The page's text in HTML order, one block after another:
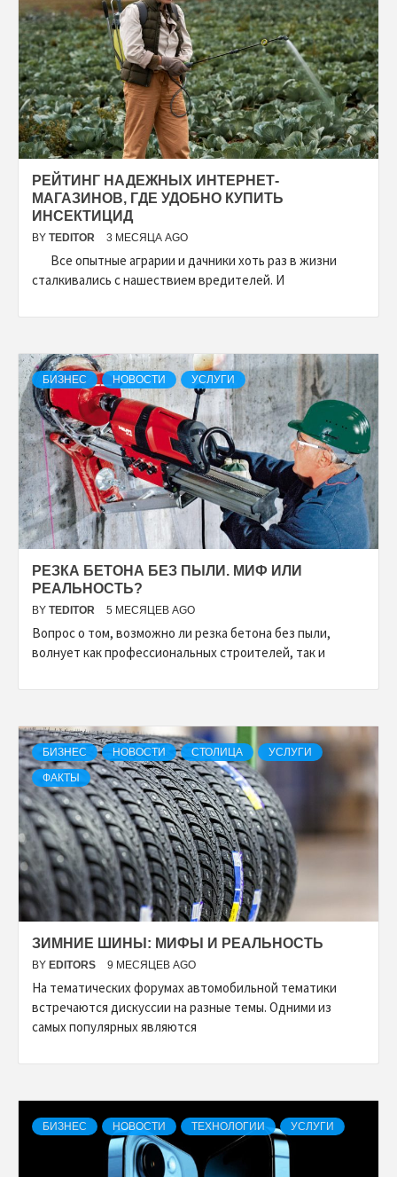
РЕЙТИНГ НАДЕЖНЫХ ИНТЕРНЕТ-
МАГАЗИНОВ, ГДЕ УДОБНО КУПИТЬ
ИНСЕКТИЦИД
BY TEDITOR 3 МЕСЯЦА AGO
Все опытные аграрии и дачники хоть раз в жизни
сталкивались с нашествием вредителей. И
БИЗНЕС НОВОСТИ УСЛУГИ
РЕЗКА БЕТОНА БЕЗ ПЫЛИ. МИФ ИЛИ
РЕАЛЬНОСТЬ?
BY TEDITOR 5 МЕСЯЦЕВ AGO
Вопрос о том, возможно ли резка бетона без пыли,
волнует как профессиональных строителей, так и
БИЗНЕС НОВОСТИ СТОЛИЦА УСЛУГИ
ФАКТЫ
ЗИМНИЕ ШИНЫ: МИФЫ И РЕАЛЬНОСТЬ
BY EDITORS 9 МЕСЯЦЕВ AGO
На тематических форумах автомобильной тематики
встречаются дискуссии на разные темы. Одними из
самых популярных являются
БИЗНЕС НОВОСТИ ТЕХНОЛОГИИ УСЛУГИ